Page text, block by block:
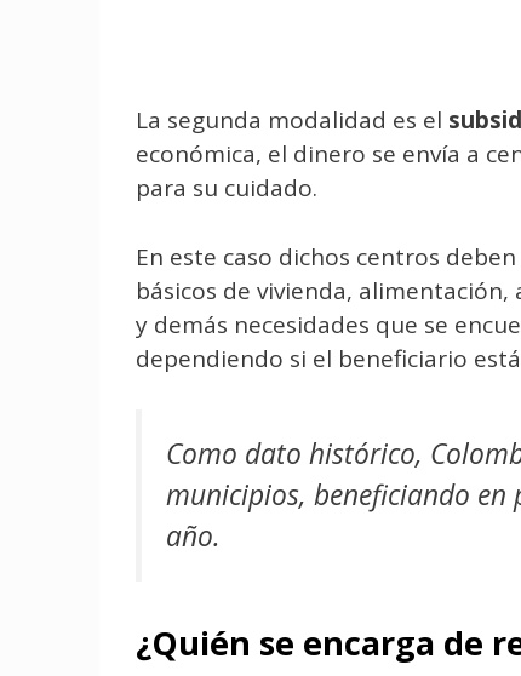
La segunda modalidad es el
económica, el dinero se envía a
para su cuidado.
En este caso dichos centros
básicos de vivienda,
y demás necesidades que se
dependiendo si el beneficiario
Como dato histórico,
municipios, beneficiando
año.
¿Quién se encarga de